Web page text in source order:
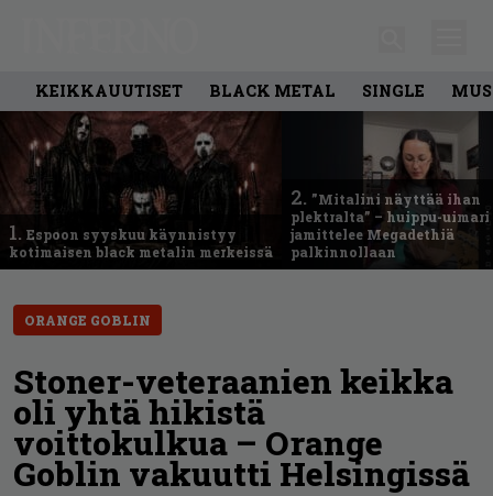
KEIKKAUUTISET BLACK METAL SINGLE
1. Espoon syyskuu käynnistyy
kotimaisen black metalin merkeissä
2. ”Mitalini näyttää ihan
plektralta” – huippu-uimari
jamittelee Megadethiä
palkinnollaan
ORANGE GOBLIN
Stoner-veteraanien keikka
oli yhtä hikistä
voittokulkua – Orange
Goblin vakuutti Helsingissä